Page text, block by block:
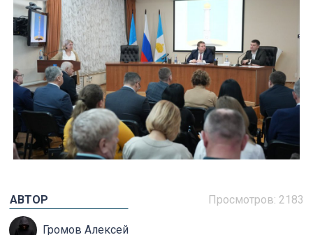
Просмотров: 2183
АВТОР
Громов Алексей